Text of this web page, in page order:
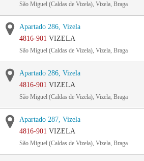
São Miguel (Caldas de Vizela), Vizela, Braga
Apartado 286, Vizela
4816-901 VIZELA
São Miguel (Caldas de Vizela), Vizela, Braga
Apartado 286, Vizela
4816-901 VIZELA
São Miguel (Caldas de Vizela), Vizela, Braga
Apartado 287, Vizela
4816-901 VIZELA
São Miguel (Caldas de Vizela), Vizela, Braga